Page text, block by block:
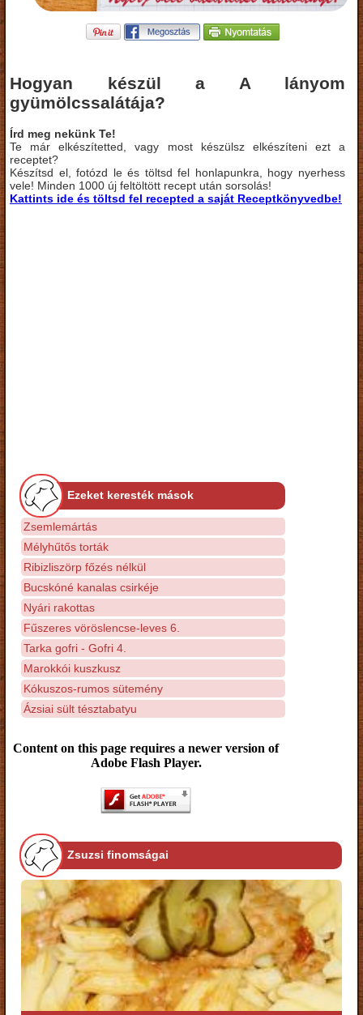
Hogyan készül a A lányom
gyümölcssalátája?
Írd meg nekünk Te!
Te már elkészítetted, vagy most készülsz elkészíteni ezt a
receptet?
Készítsd el, fotózd le és töltsd fel honlapunkra, hogy nyerhess
vele! Minden 1000 új feltöltött recept után sorsolás!
Kattints ide és töltsd fel recepted a saját Receptkönyvedbe!
Ezeket keresték mások
Zsemlemártás
Mélyhűtős torták
Ribizliszörp főzés nélkül
Bucskóné kanalas csirkéje
Nyári rakottas
Fűszeres vöröslencse-leves 6.
Tarka gofri - Gofri 4.
Marokkói kuszkusz
Kókuszos-rumos sütemény
Ázsiai sült tésztabatyu
Content on this page requires a newer version of
Adobe Flash Player.
Zsuzsi finomságai